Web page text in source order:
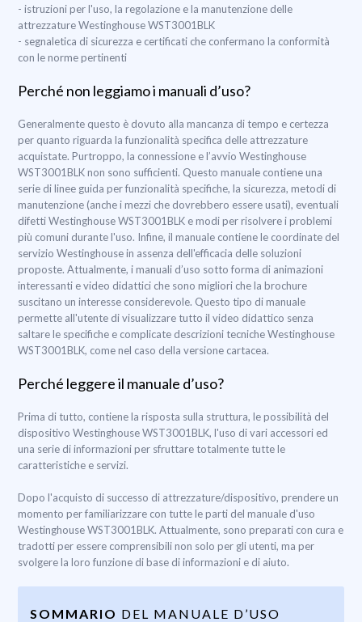
- istruzioni per l'uso, la regolazione e la manutenzione delle
attrezzature Westinghouse WST3001BLK
- segnaletica di sicurezza e certificati che confermano la conformità
con le norme pertinenti
Perché non leggiamo i manuali d’uso?
Generalmente questo è dovuto alla mancanza di tempo e certezza
per quanto riguarda la funzionalità specifica delle attrezzature
acquistate. Purtroppo, la connessione e l’avvio Westinghouse
WST3001BLK non sono sufficienti. Questo manuale contiene una
serie di linee guida per funzionalità specifiche, la sicurezza, metodi di
manutenzione (anche i mezzi che dovrebbero essere usati), eventuali
difetti Westinghouse WST3001BLK e modi per risolvere i problemi
più comuni durante l'uso. Infine, il manuale contiene le coordinate del
servizio Westinghouse in assenza dell'efficacia delle soluzioni
proposte. Attualmente, i manuali d’uso sotto forma di animazioni
interessanti e video didattici che sono migliori che la brochure
suscitano un interesse considerevole. Questo tipo di manuale
permette all'utente di visualizzare tutto il video didattico senza
saltare le specifiche e complicate descrizioni tecniche Westinghouse
WST3001BLK, come nel caso della versione cartacea.
Perché leggere il manuale d’uso?
Prima di tutto, contiene la risposta sulla struttura, le possibilità del
dispositivo Westinghouse WST3001BLK, l'uso di vari accessori ed
una serie di informazioni per sfruttare totalmente tutte le
caratteristiche e servizi.
Dopo l'acquisto di successo di attrezzature/dispositivo, prendere un
momento per familiarizzare con tutte le parti del manuale d'uso
Westinghouse WST3001BLK. Attualmente, sono preparati con cura e
tradotti per essere comprensibili non solo per gli utenti, ma per
svolgere la loro funzione di base di informazioni e di aiuto.
SOMMARIO DEL MANUALE D’USO